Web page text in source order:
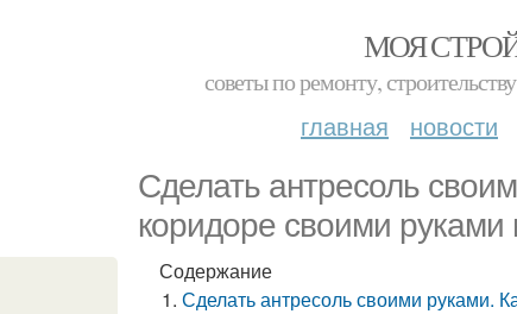
МОЯ
советы по ремонту,
главная новости
Сделать антресоль
коридоре своими руками
Содержание
Сделать антресоль своими руками.